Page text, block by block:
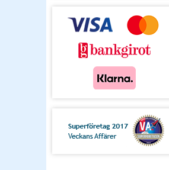
Träryggspärm Jopa Original A4
svart